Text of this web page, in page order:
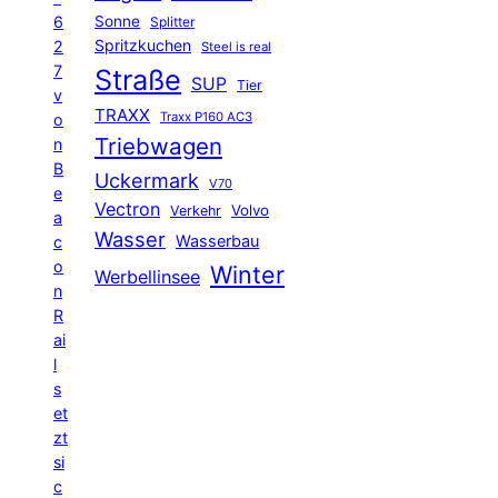
6
2
7
v
o
n
B
e
a
c
o
n
R
ai
l
s
et
zt
si
c
Sonne Splitter
Spritzkuchen Steel is real
Straße SUP Tier
TRAXX Traxx P160 AC3
Triebwagen
Uckermark V70
Vectron Verkehr Volvo
Wasser Wasserbau
Werbellinsee Winter